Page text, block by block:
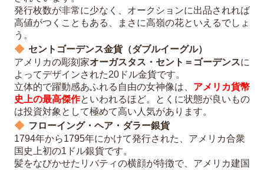
発行枚数が非常に少なく、オークションに出品されれば
高値がつくこともある、まさに高嶺の花といえるでしょ
う。
セントゴーデンス金貨（ダブルイーグル）
アメリカの彫刻家オーガスタス・セント＝ゴーデンスに
よってデザインされた20ドル金貨です。
立体的で躍動感あふれる自由の女神像は、 アメリカ貨幣
史上の最高傑作といわれるほど。とくに状態が良いもの
は投資対象として極めて高い人気があります。
フローイング・ヘア・ダラー銀貨
1794年から1795年にかけて発行された、アメリカ合衆
国史上初の1ドル銀貨です。
髪をなびかせたリバティの横顔が特徴で、アメリカ建国